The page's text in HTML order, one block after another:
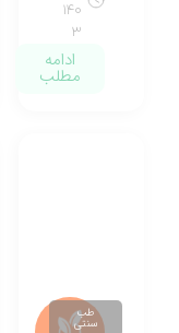
۱۴۰
۳
ادامه
مطلب
طب
سنتی